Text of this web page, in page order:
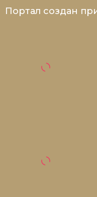
Портал создан